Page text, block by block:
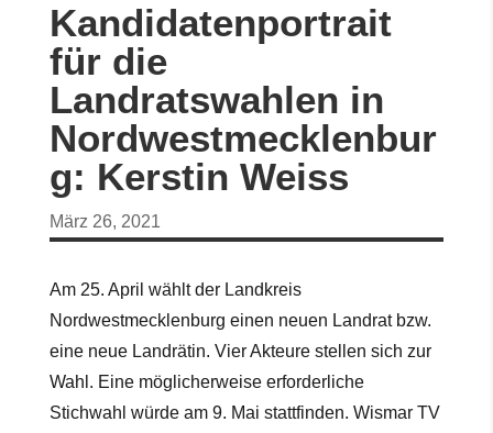
Kandidatenportrait
für die
Landratswahlen in
Nordwestmecklenbur
g: Kerstin Weiss
März 26, 2021
Am 25. April wählt der Landkreis
Nordwestmecklenburg einen neuen Landrat bzw.
eine neue Landrätin. Vier Akteure stellen sich zur
Wahl. Eine möglicherweise erforderliche
Stichwahl würde am 9. Mai stattfinden. Wismar TV